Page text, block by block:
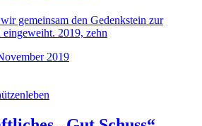
gemeinsam den Gedenkstein zur
eingeweiht. 2019, zehn
2019